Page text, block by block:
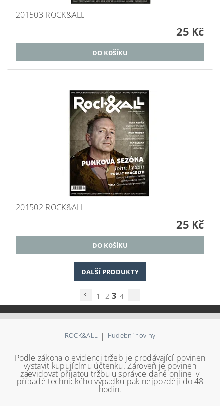
201503 ROCK&ALL
25 Kč
201502 ROCK&ALL
25 Kč
DALŠÍ PRODUKTY
1 2 3 4
ROCK&ALL | Hudební noviny
Podle zákona o evidenci tržeb je prodávající povinen
vystavit kupujícímu účtenku. Zároveň je povinen
zaevidovat přijatou tržbu u správce daně online; v
případě technického výpadku pak nejpozději do 48
hodin.